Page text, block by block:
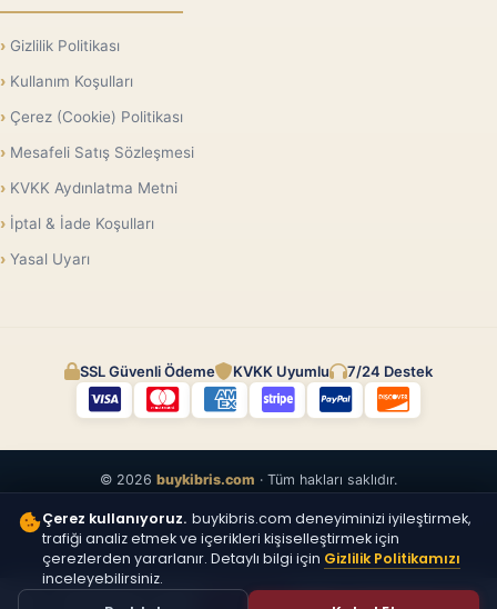
Gizlilik Politikası
Kullanım Koşulları
Çerez (Cookie) Politikası
Mesafeli Satış Sözleşmesi
KVKK Aydınlatma Metni
İptal & İade Koşulları
Yasal Uyarı
SSL Güvenli Ödeme KVKK Uyumlu 7/24 Destek
© 2026 buykibris.com · Tüm hakları saklıdır.
Çerez kullanıyoruz. buykibris.com deneyiminizi iyileştirmek,
trafiği analiz etmek ve içerikleri kişiselleştirmek için
çerezlerden yararlanır. Detaylı bilgi için Gizlilik Politikamızı
inceleyebilirsiniz.